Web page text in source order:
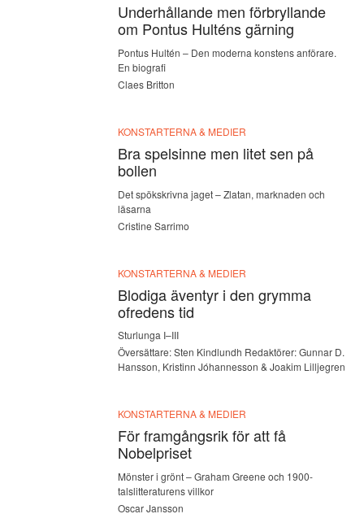
Underhållande men förbryllande
om Pontus Hulténs gärning
Pontus Hultén – Den moderna konstens anförare.
En biografi
Claes Britton
KONSTARTERNA & MEDIER
Bra spelsinne men litet sen på
bollen
Det spökskrivna jaget – Zlatan, marknaden och
läsarna
Cristine Sarrimo
KONSTARTERNA & MEDIER
Blodiga äventyr i den grymma
ofredens tid
Sturlunga I–III
Översättare: Sten Kindlundh Redaktörer: Gunnar D.
Hansson, Kristinn Jóhannesson & Joakim Lilljegren
KONSTARTERNA & MEDIER
För framgångsrik för att få
Nobelpriset
Mönster i grönt – Graham Greene och 1900-
talslitteraturens villkor
Oscar Jansson